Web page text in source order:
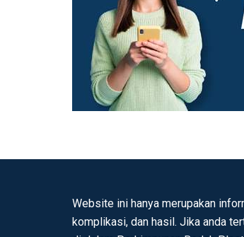
Website ini hanya merupakan
komplikasi, dan hasil. Jika anda